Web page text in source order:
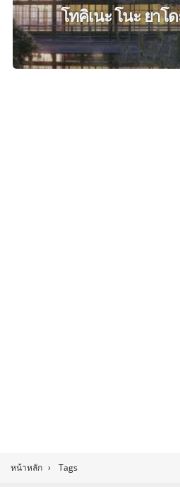
โทคิเนะ โนะ ยาโ
หน้าหลัก › Tags